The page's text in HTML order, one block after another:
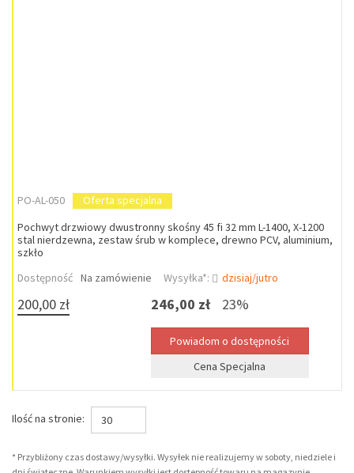
PO-AL-050
Oferta specjalna
Pochwyt drzwiowy dwustronny skośny 45 fi 32 mm L-1400, X-1200
stal nierdzewna, zestaw śrub w komplece, drewno PCV, aluminium,
szkło
Dostępność Na zamówienie Wysyłka*: dzisiaj/jutro
200,00 zł 246,00 zł 23%
Cena Specjalna
Ilość na stronie: 30
* Przybliżony czas dostawy/wysyłki. Wysyłek nie realizujemy w soboty, niedziele i